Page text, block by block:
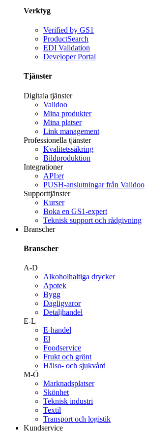
Verktyg
Verified by GS1
ProductSearch
EDI Validation
Developer Portal
Tjänster
Digitala tjänster
Validoo
Mina produkter
Mina platser
Link management
Professionella tjänster
Kvalitetssäkring
Bildproduktion
Integrationer
API:er
PUSH-anslutningar från Validoo
Supporttjänster
Kurser
Boka en GS1-expert
Teknisk support och rådgivning
Branscher
Branscher
A-D
Alkoholhaltiga drycker
Apotek
Bygg
Dagligvaror
Detaljhandel
E-L
E-handel
El
Foodservice
Frukt och grönt
Hälso- och sjukvård
M-Ö
Marknadsplatser
Skönhet
Teknisk industri
Textil
Transport och logistik
Kundservice